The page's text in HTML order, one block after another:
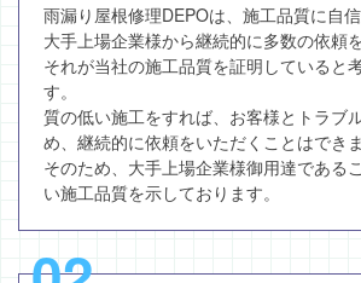
雨漏り屋根修理DEPOは、施工品質に自信
大手上場企業様から継続的に多数の依頼
それが当社の施工品質を証明していると
す。
質の低い施工をすれば、お客様とトラブ
め、継続的に依頼をいただくことはできま
そのため、大手上場企業様御用達である
い施工品質を示しております。